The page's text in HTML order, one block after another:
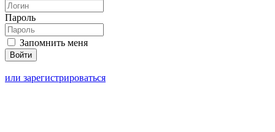
Пароль
Запомнить меня
или зарегистрироваться